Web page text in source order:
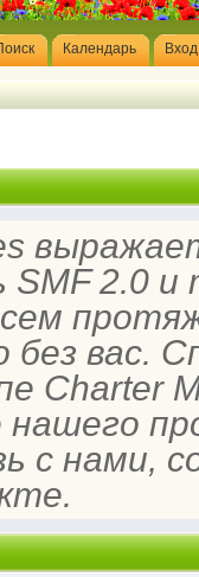
Календарь Вход
SMF 2.0
без вас.
Charter
нашего
с нами,